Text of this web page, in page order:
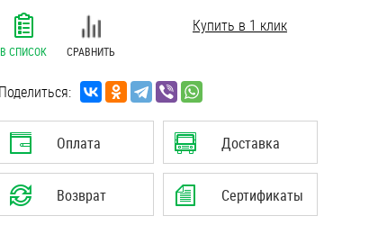
В СПИСОК СРАВНИТЬ
Купить в 1 клик
Поделиться:
Оплата Доставка
Возврат Сертификаты